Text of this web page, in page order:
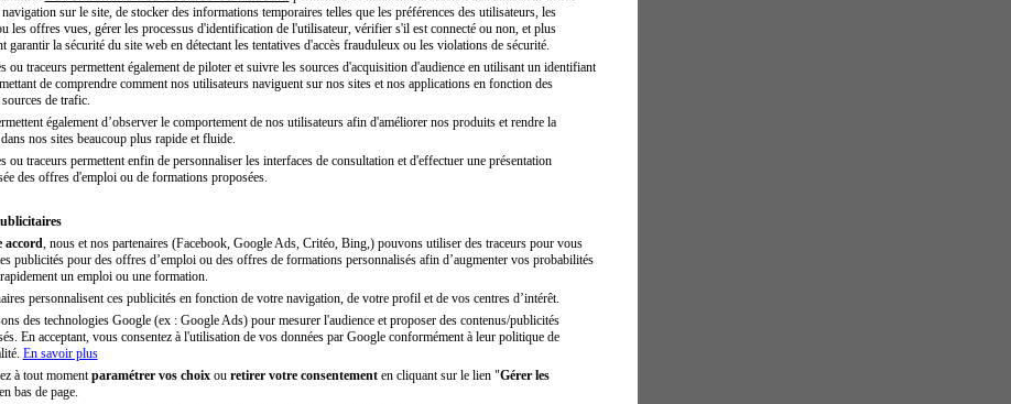
navigation sur le site, de stocker des informations temporaires telles que les préférences des utilisateurs, les
les offres vues, gérer les processus d'identification de l'utilisateur, vérifier s'il est connecté ou non, et plus
garantir la sécurité du site web en détectant les tentatives d'accès frauduleux ou les violations de sécurité.
ou traceurs permettent également de piloter et suivre les sources d'acquisition d'audience en utilisant un identifiant
de comprendre comment nos utilisateurs naviguent sur nos sites et nos applications en fonction des
de trafic.
également d’observer le comportement de nos utilisateurs afin d'améliorer nos produits et rendre la
nos sites beaucoup plus rapide et fluide.
ou traceurs permettent enfin de personnaliser les interfaces de consultation et d'effectuer une présentation
des offres d'emploi ou de formations proposées.
accord , nous et nos partenaires (Facebook, Google Ads, Critéo, Bing,) pouvons utiliser des traceurs pour vous
publicités pour des offres d’emploi ou des offres de formations personnalisés afin d’augmenter vos probabilités
un emploi ou une formation.
personnalisent ces publicités en fonction de votre navigation, de votre profil et de vos centres d’intérêt.
des technologies Google (ex : Google Ads) pour mesurer l'audience et proposer des contenus/publicités
En acceptant, vous consentez à l'utilisation de vos données par Google conformément à leur politique de
En savoir plus
à tout moment paramétrer vos choixou retirer votre consentementen cliquant sur le lien "Gérer les
bas de page.